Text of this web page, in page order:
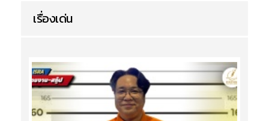
เรื่องเด่น